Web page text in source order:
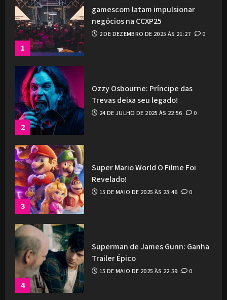
1
gamescom latam impulsionar
negócios na CCXP25
2 DE DEZEMBRO DE 2025 ÀS 21:27 0
2
Ozzy Osbourne: Príncipe das
Trevas deixa seu legado!
24 DE JULHO DE 2025 ÀS 22:56 0
3
Super Mario World O Filme Foi
Revelado!
15 DE MAIO DE 2025 ÀS 23:46 0
4
Superman de James Gunn: Ganha
Trailer Épico
15 DE MAIO DE 2025 ÀS 22:59 0